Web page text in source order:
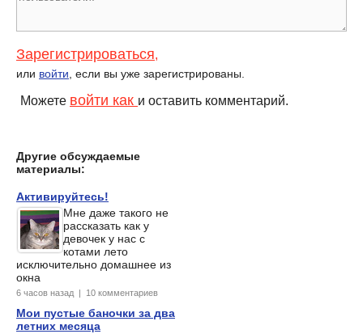
Зарегистрироваться,
или войти , если вы уже зарегистрированы.
Можете войти как и оставить комментарий.
Другие обсуждаемые
материалы:
Активируйтесь!
Мне даже такого не
рассказать как у
девочек у нас с
котами лето
исключительно домашнее из
окна
6 часов назад | 10 комментариев
Мои пустые баночки за два
летних месяца